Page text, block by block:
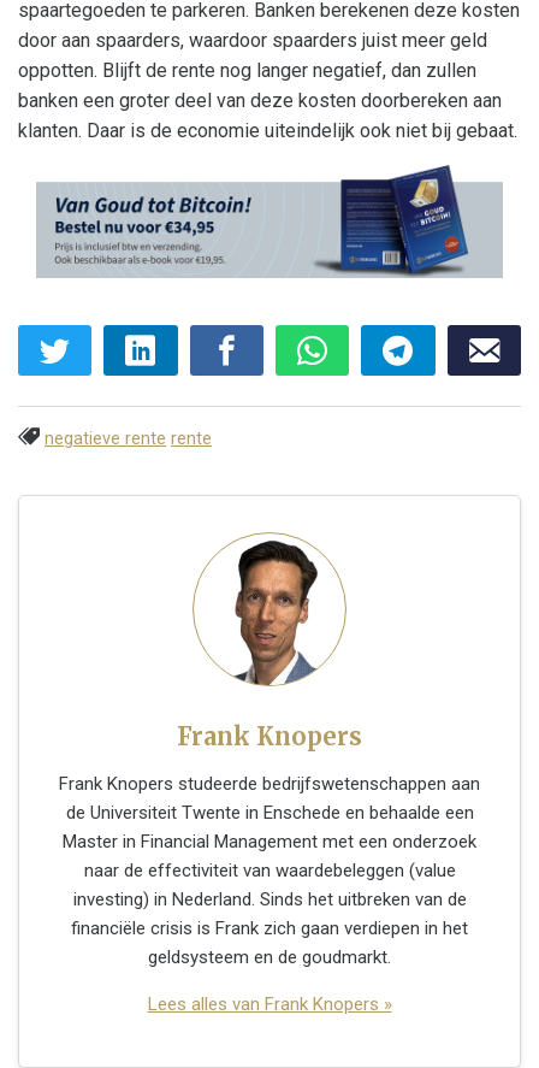
spaartegoeden te parkeren. Banken berekenen deze kosten
door aan spaarders, waardoor spaarders juist meer geld
oppotten. Blijft de rente nog langer negatief, dan zullen
banken een groter deel van deze kosten doorbereken aan
klanten. Daar is de economie uiteindelijk ook niet bij gebaat.
negatieve rente rente
Frank Knopers
Frank Knopers studeerde bedrijfswetenschappen aan
de Universiteit Twente in Enschede en behaalde een
Master in Financial Management met een onderzoek
naar de effectiviteit van waardebeleggen (value
investing) in Nederland. Sinds het uitbreken van de
financiële crisis is Frank zich gaan verdiepen in het
geldsysteem en de goudmarkt.
Lees alles van Frank Knopers »